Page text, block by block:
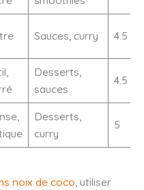
Sauces, curry 4.5
Desserts,
sauces
4.5
Desserts,
curry
5
noix de coco, utiliser